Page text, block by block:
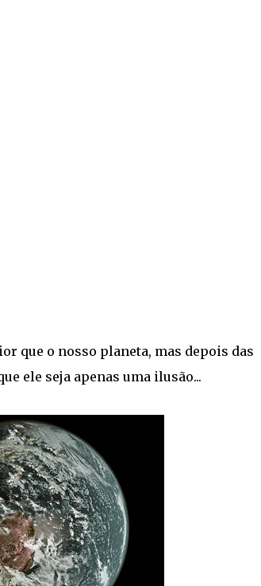
que o nosso planeta, mas depois das
ele seja apenas uma ilusão...